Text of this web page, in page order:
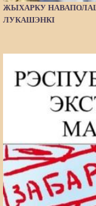
ЖЫХАРКУ
ЛУКАШЭНКІ